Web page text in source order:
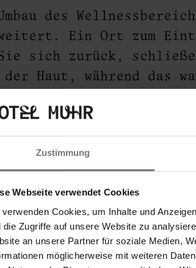
Zustimmung
Webseite verwendet Cookies
verwenden Cookies, um Inhalte und
die Zugriffe auf unsere Website zu
an unsere Partner für soziale Medien,
möglicherweise mit weiteren
des
Ein Ort zum
sich zurück,
Haut, während das
den Sie sich in der
Sie!